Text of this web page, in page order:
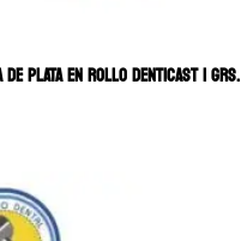
DE PLATA EN ROLLO DENTICAST 1 GRS.